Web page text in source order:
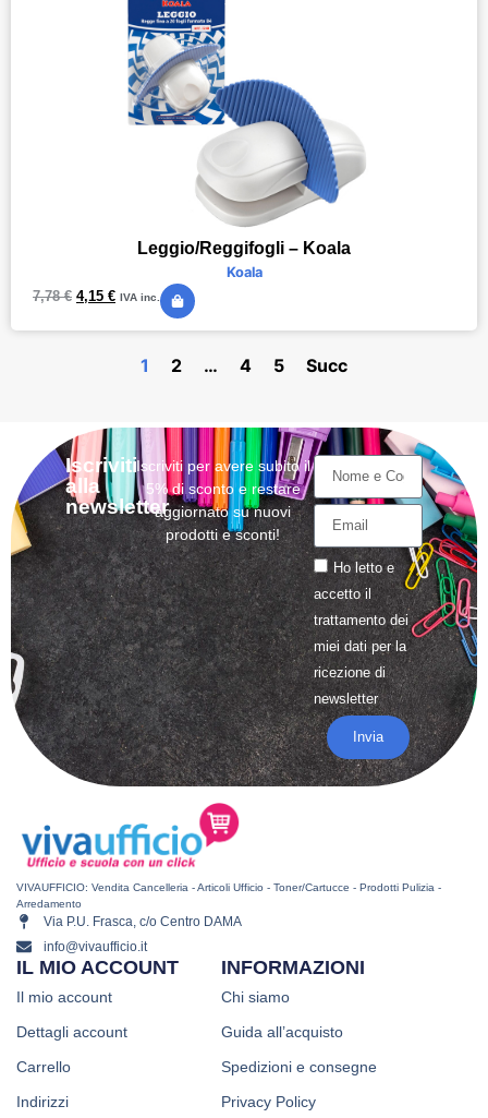
Leggio/Reggifogli – Koala
Koala
7,78€ 4,15 € IVA inc.
1 2 … 4 5 Succ
Iscriviti
alla
newsletter
Iscriviti per avere subito il
5% di sconto e restare
aggiornato su nuovi
prodotti e sconti!
Ho letto e
accetto il
trattamentodei
miei dati per la
ricezione di
newsletter
Invia
VIVAUFFICIO: Vendita Cancelleria - Articoli Ufficio - Toner/Cartucce - Prodotti Pulizia -
Arredamento
Via P.U. Frasca, c/o Centro DAMA
info@vivaufficio.it
INFORMAZIONI
Chi siamo
Guida all’acquisto
Spedizioni e consegne
Privacy Policy
IL MIO ACCOUNT
Il mio account
Dettagli account
Carrello
Indirizzi